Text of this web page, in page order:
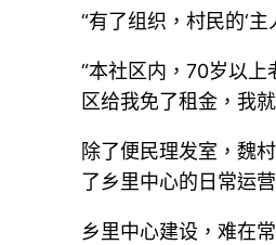
“有了组织，村民的‘
“本社区内，70岁以
区给我免了租金，我
除了便民理发室，魏
了乡里中心的日常运营
乡里中心建设，难在